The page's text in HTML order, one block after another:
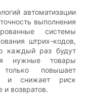
автоматизации
выполнения
системы
штрих-кодов,
каждый раз будут
нужные товары
повышает
и снижает риск
и возвратов.